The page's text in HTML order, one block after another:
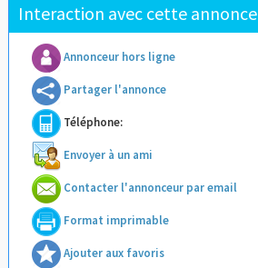
Interaction avec cette annonce
Annonceur hors ligne
Partager l'annonce
Téléphone:
Envoyer à un ami
Contacter l'annonceur par email
Format imprimable
Ajouter aux favoris